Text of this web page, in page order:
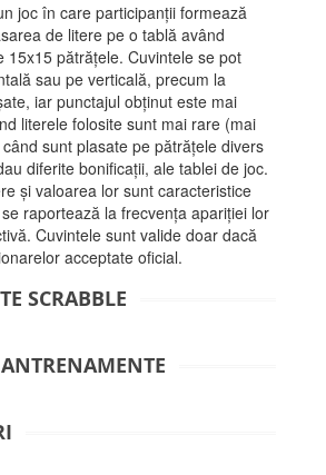
joc în care participanții formează
de litere pe o tablă având
15x15 pătrățele. Cuvintele se pot
sau pe verticală, precum la
iar punctajul obținut este mai
literele folosite sunt mai rare (mai
sunt plasate pe pătrățele divers
diferite bonificații, ale tablei de joc.
și valoarea lor sunt caracteristice
raportează la frecvența apariției lor
Cuvintele sunt valide doar dacă
acceptate oficial.
SCRABBLE